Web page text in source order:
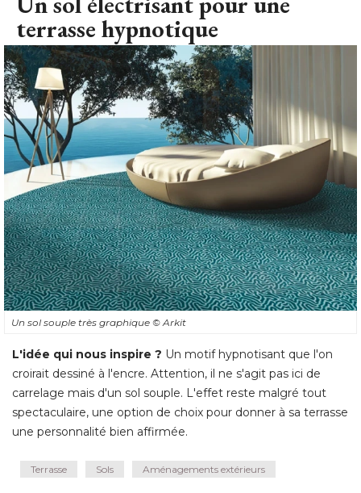
terrasse hypnotique
Un sol souple très graphique © Arkit
L'idée qui nous inspire ? Un motif hypnotisant que l'on
croirait dessiné à l'encre. Attention, il ne s'agit pas ici de
carrelage mais d'un sol souple. L'effet reste malgré tout
spectaculaire, une option de choix pour donner à sa terrasse
une personnalité bien affirmée.
Terrasse Sols Aménagements extérieurs